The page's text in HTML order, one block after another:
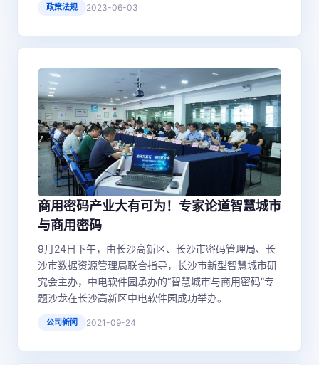
政策法规 2023-06-03
商用密码产业大有可为！专家论道智慧城市
与商用密码
9月24日下午，由长沙高新区、长沙市密码管理局、长
沙市数据资源管理局联合指导，长沙市新型智慧城市研
究会主办，中电软件园承办的“智慧城市与商用密码”专
题沙龙在长沙高新区中电软件园成功举办。
公司新闻 2021-09-24